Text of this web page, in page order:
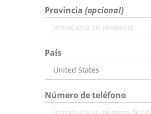
Provincia
País
Número de teléfono